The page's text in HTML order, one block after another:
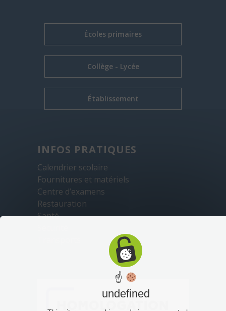
Écoles primaires
Collège - Lycée
Établissement
INFOS PRATIQUES
Calendrier scolaire
Fournitures et matériels
Centre d’examens
Restauration
Santé
☝
undefined